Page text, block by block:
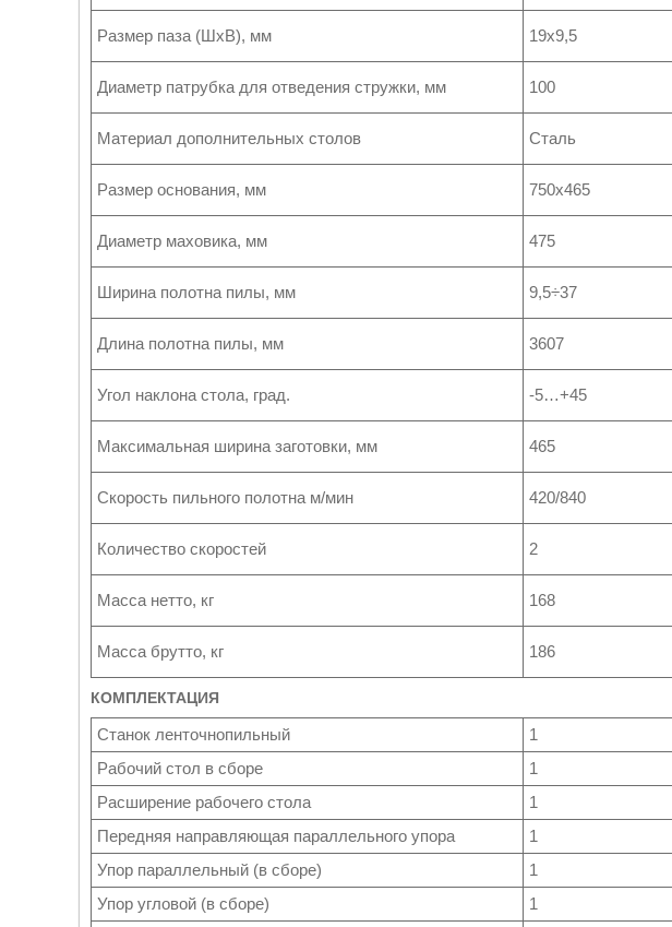
Размер паза (ШхВ), мм 19х9,5
Диаметр патрубка для отведения стружки, мм 100
Материал дополнительных столов Сталь
Размер основания, мм 750х465
Диаметр маховика, мм 475
Ширина полотна пилы, мм 9,5÷37
Длина полотна пилы, мм 3607
Угол наклона стола, град. -5…+45
Максимальная ширина заготовки, мм 465
Скорость пильного полотна м/мин 420/840
Количество скоростей 2
Масса нетто, кг 168
Масса брутто, кг 186
КОМПЛЕКТАЦИЯ
Станок ленточнопильный
1
Рабочий стол в сборе
1
Расширение рабочего стола
1
Передняя направляющая параллельного упора
1
Упор параллельный (в сборе)
1
Упор угловой (в сборе)
1